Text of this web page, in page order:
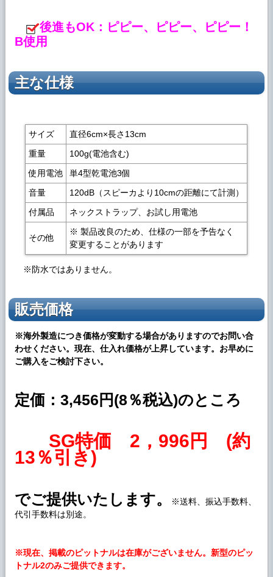
後進もOK：ピピー、ピピー、ピピー！
B使用
主な仕様
サイズ
直径6cm×長さ13cm
重量
100g(電池含む)
使用電池
単4型乾電池3個
音量
120dB（スピーカより10cmの距離にて計測）
付属品
ネックストラップ、お試し用電池
その他
※ 製品改良のため、仕様の一部を予告なく
変更することがあります
※防水ではありません。
販売価格
※海外製造につき価格が変動する場合がありますのでお問い合
わせください。現在、仕入れ価格が上昇しています。お早めに
ご購入をご検討下さい。
定価：3,456円(8％税込)のところ
SG特価 2，996円 (約
13％引き)
でご提供いたします。
※送料、振込手数料、
代引手数料は別途。
※現在、掲載のピットナルは在庫がございません。新型のピッ
トナル2のみご提供できます。